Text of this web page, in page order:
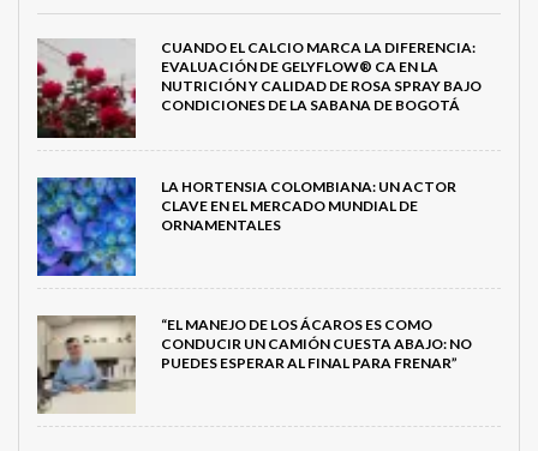
CUANDO EL CALCIO MARCA LA DIFERENCIA:
EVALUACIÓN DE GELYFLOW® CA EN LA
NUTRICIÓN Y CALIDAD DE ROSA SPRAY BAJO
CONDICIONES DE LA SABANA DE BOGOTÁ
LA HORTENSIA COLOMBIANA: UN ACTOR
CLAVE EN EL MERCADO MUNDIAL DE
ORNAMENTALES
“EL MANEJO DE LOS ÁCAROS ES COMO
CONDUCIR UN CAMIÓN CUESTA ABAJO: NO
PUEDES ESPERAR AL FINAL PARA FRENAR”